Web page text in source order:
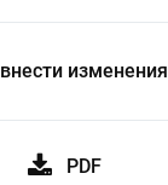
внести изменения
PDF